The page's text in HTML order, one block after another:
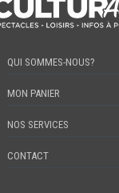
QUI SOMMES-NOUS?
MON PANIER
NOS SERVICES
CONTACT